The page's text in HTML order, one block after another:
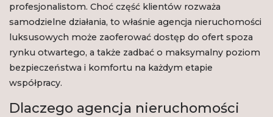
profesjonalistom. Choć część klientów rozważa
samodzielne działania, to właśnie agencja nieruchomości
luksusowych może zaoferować dostęp do ofert spoza
rynku otwartego, a także zadbać o maksymalny poziom
bezpieczeństwa i komfortu na każdym etapie
współpracy.
Dlaczego agencja nieruchomości